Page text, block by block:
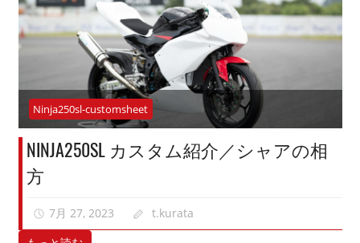
Ninja250sl-customsheet
NINJA250SL カスタム紹介／シャアの相
方
7月 27, 2023 t.kurata